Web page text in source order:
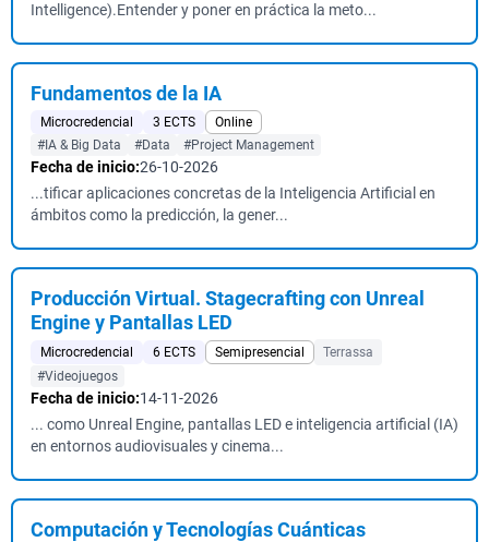
Intelligence).Entender y poner en práctica la meto...
Fundamentos de la IA
Microcredencial 3 ECTS
Online
#IA & Big Data
#Data #Project Management
Fecha de inicio:26-10-2026
...tificar aplicaciones concretas de la Inteligencia Artificial en
ámbitos como la predicción, la gener...
Producción Virtual. Stagecrafting con Unreal
Engine y Pantallas LED
Microcredencial 6 ECTS Semipresencial
Terrassa
#Videojuegos
Fecha de inicio:14-11-2026
... como Unreal Engine, pantallas LED e inteligencia artificial (IA)
en entornos audiovisuales y cinema...
Computación y Tecnologías Cuánticas